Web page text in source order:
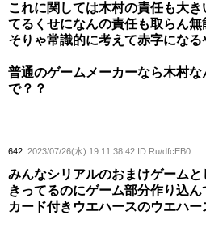
これに関しては木村の責任も大
てるくせになんの責任も取らん無
そりゃ常識的に考えて赤字にな
普通のゲームメーカーなら木村
で？？
642: 2023/07/26(水) 19:11:38.42 ID:Ru/dfcEB0
みんなシリアルのおまけゲーム
きってるのにゲーム部分作り込ん
カード付きウエハースのウエハ